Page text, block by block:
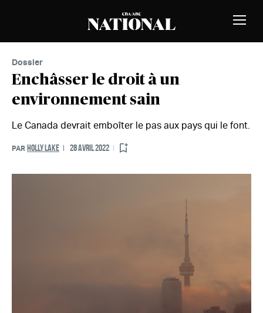
Dossier
Enchâsser le droit à un
environnement sain
Le Canada devrait emboîter le pas aux pays qui le font.
PAR HOLLY LAKE 28 AVRIL 2022